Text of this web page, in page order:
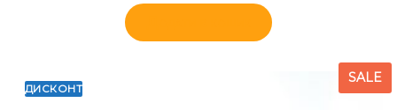
ДИСКОНТ
SALE